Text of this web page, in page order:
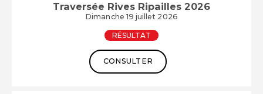
Traversée Rives Ripailles 2026
Dimanche 19 juillet 2026
RÉSULTAT
CONSULTER